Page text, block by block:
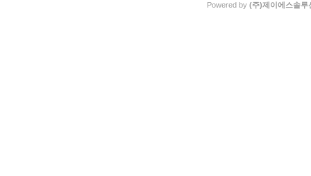
Powered by (주)제이에스솔루